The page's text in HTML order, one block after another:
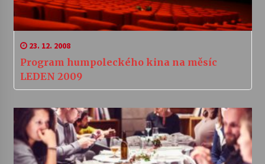
23. 12. 2008
Program humpoleckého kina na měsíc
LEDEN 2009